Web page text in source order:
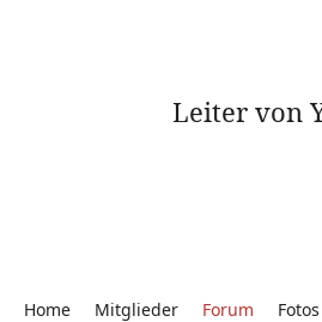
Leiter von
Home Mitglieder Forum Fotos